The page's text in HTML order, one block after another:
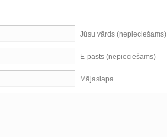
Jūsu vārds (nepieciešams)
E-pasts (nepieciešams)
Mājaslapa